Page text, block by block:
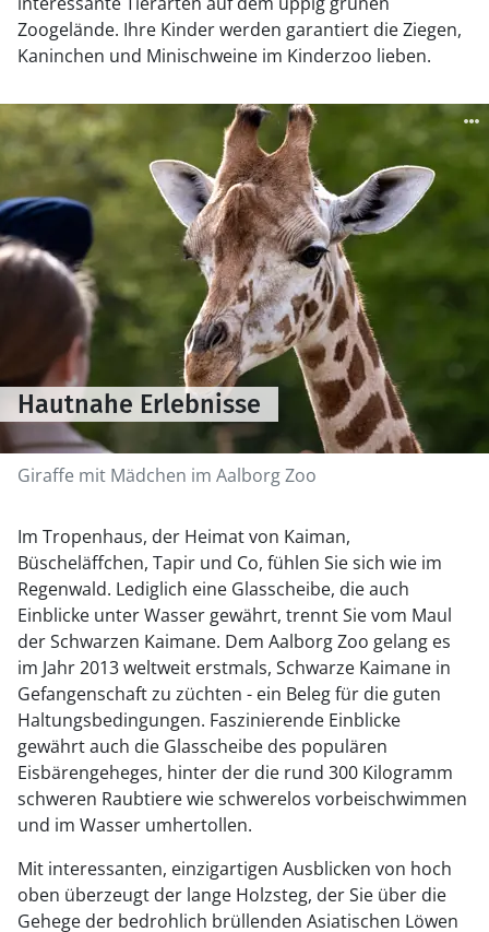
Zoogelände. Ihre Kinder werden garantiert die Ziegen,
Kaninchen und Minischweine im Kinderzoo lieben.
Giraffe mit Mädchen im Aalborg Zoo
Hautnahe Erlebnisse
Im Tropenhaus, der Heimat von Kaiman,
Büscheläffchen, Tapir und Co, fühlen Sie sich wie im
Regenwald. Lediglich eine Glasscheibe, die auch
Einblicke unter Wasser gewährt, trennt Sie vom Maul
der Schwarzen Kaimane. Dem Aalborg Zoo gelang es
im Jahr 2013 weltweit erstmals, Schwarze Kaimane in
Gefangenschaft zu züchten - ein Beleg für die guten
Haltungsbedingungen. Faszinierende Einblicke
gewährt auch die Glasscheibe des populären
Eisbärengeheges, hinter der die rund 300 Kilogramm
schweren Raubtiere wie schwerelos vorbeischwimmen
und im Wasser umhertollen.
Mit interessanten, einzigartigen Ausblicken von hoch
oben überzeugt der lange Holzsteg, der Sie über die
Gehege der bedrohlich brüllenden Asiatischen Löwen